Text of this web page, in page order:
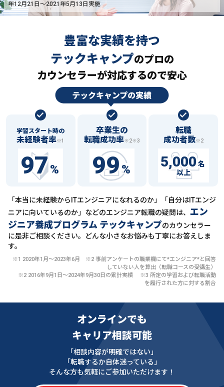
年12月21日〜2021年5月13日実施
豊富な実績を持つ
テックキャンプのプロの
カウンセラーが対応するので安心
学習スタート時の
未経験者率※1
97%
卒業生の
転職成功率※2※3
99%
転職
成功者数※2
5,000 名
以上
「本当に未経験からITエンジニアになれるのか」「自分はITエンジ
ニアに向いているのか」などのエンジニア転職の疑問は、 エン
ジニア養成プログラム テックキャンプのカウンセラー
に是非ご相談ください。どんな小さなお悩みも丁寧にお答えしま
す。
※1 2020年1月〜2023年6月 ※2 事前アンケートの職業欄にて*エンジニア*と回答
していない人を算出（転職コースの受講生）
※2 2016年9月1日〜2024年9月30日の累計実績 ※3 所定の学習および転職活動
を履行された方に対する割合
オンラインでも
キャリア相談可能
「相談内容が明確ではない」
「転職するか自体迷っている」
そんな方も気軽にご参加いただけます！